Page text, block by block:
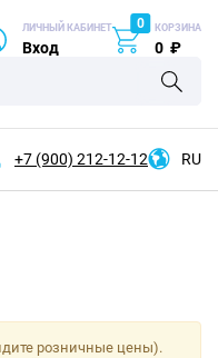
ЛИЧНЫЙ КАБИНЕТ
Вход
0 КОРЗИНА
0 ₽
+7 (900) 212-12-12 RU
розничные цены).